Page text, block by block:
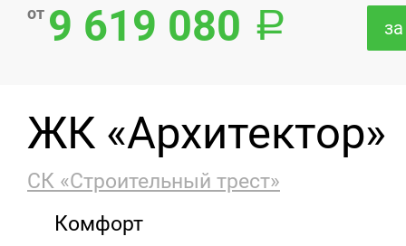
от 9 619 080
ЖК «Архитектор»
СК «Строительный трест»
Комфорт